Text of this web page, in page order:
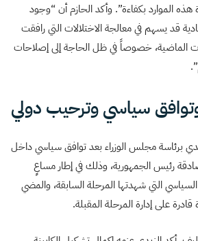
هذه الموارد بكفاءة”. وأكد الحازم أن “وجود
قد يسهم في معالجة الاختلالات التي رافقت
الماضية، خصوصاً في ظل الحاجة إلى إصلاحات
سياسي وترحيب دولي
برئاسة مجلس الوزراء بعد توافق سياسي داخل
رئيس الجمهورية، وذلك في إطار مساعٍ
السياسي التي شهدتها المرحلة السابقة، والمضي
على إدارة المرحلة المقبلة.